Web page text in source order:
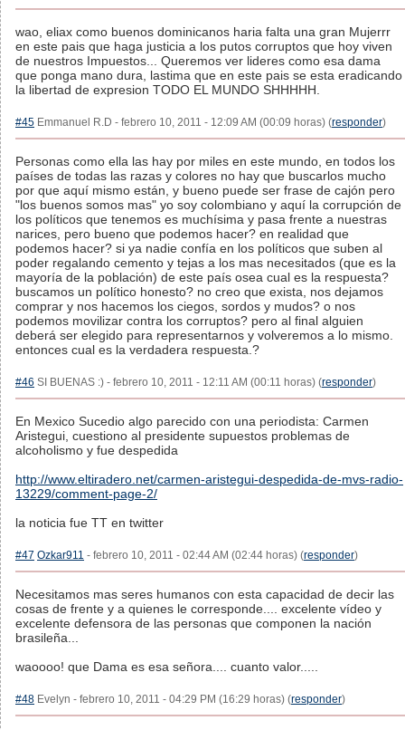
wao, eliax como buenos dominicanos haria falta una gran Mujerrr
en este pais que haga justicia a los putos corruptos que hoy viven
de nuestros Impuestos... Queremos ver lideres como esa dama
que ponga mano dura, lastima que en este pais se esta eradicando
la libertad de expresion TODO EL MUNDO SHHHHH.
#45 Emmanuel R.D - febrero 10, 2011 - 12:09 AM (00:09 horas) (responder)
Personas como ella las hay por miles en este mundo, en todos los
países de todas las razas y colores no hay que buscarlos mucho
por que aquí mismo están, y bueno puede ser frase de cajón pero
"los buenos somos mas" yo soy colombiano y aquí la corrupción de
los políticos que tenemos es muchísima y pasa frente a nuestras
narices, pero bueno que podemos hacer? en realidad que
podemos hacer? si ya nadie confía en los políticos que suben al
poder regalando cemento y tejas a los mas necesitados (que es la
mayoría de la población) de este país osea cual es la respuesta?
buscamos un político honesto? no creo que exista, nos dejamos
comprar y nos hacemos los ciegos, sordos y mudos? o nos
podemos movilizar contra los corruptos? pero al final alguien
deberá ser elegido para representarnos y volveremos a lo mismo.
entonces cual es la verdadera respuesta.?
#46 SI BUENAS :) - febrero 10, 2011 - 12:11 AM (00:11 horas) (responder)
En Mexico Sucedio algo parecido con una periodista: Carmen
Aristegui, cuestiono al presidente supuestos problemas de
alcoholismo y fue despedida
http://www.eltiradero.net/carmen-aristegui-despedida-de-mvs-radio-
13229/comment-page-2/
la noticia fue TT en twitter
#47 Ozkar911 - febrero 10, 2011 - 02:44 AM (02:44 horas) (responder)
Necesitamos mas seres humanos con esta capacidad de decir las
cosas de frente y a quienes le corresponde.... excelente vídeo y
excelente defensora de las personas que componen la nación
brasileña...
waoooo! que Dama es esa señora.... cuanto valor.....
#48 Evelyn - febrero 10, 2011 - 04:29 PM (16:29 horas) (responder)